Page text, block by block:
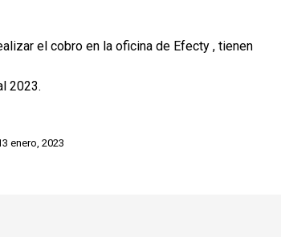
el cobro en la oficina de Efecty , tienen
2023.
enero, 2023